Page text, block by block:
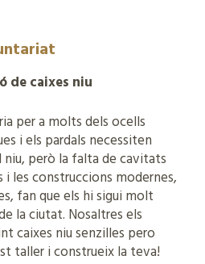
de caixes niu
per a molts dels ocells
i els pardals necessiten
però la falta de cavitats
i les construccions modernes,
fan que els hi sigui molt
la ciutat. Nosaltres els
caixes niu senzilles pero
taller i construeix la teva!